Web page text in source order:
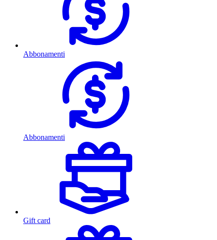
Abbonamenti
Abbonamenti
Gift card